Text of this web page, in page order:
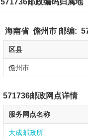
571736邮政编码归属地
海南省 儋州市 邮编:
区县
儋州市
571736邮政网点详情
服务网点名称
大成邮政所